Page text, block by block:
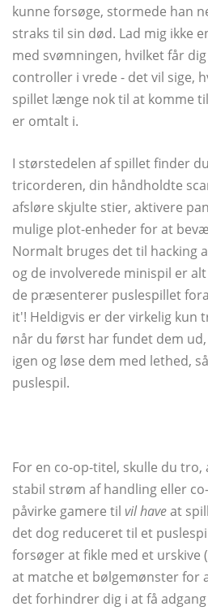
kunne forsøge, stormede han
straks til sin død. Lad mig ikke
med svømningen, hvilket får
controller i vrede - det vil sige,
spillet længe nok til at komme
er omtalt i.
I størstedelen af ​​spillet finder
tricorderen, din håndholdte
afsløre skjulte stier, aktivere
mulige plot-enheder for at
Normalt bruges det til hacking
og de involverede minispil er
de præsenterer puslespillet
it'! Heldigvis er der virkelig kun
når du først har fundet dem
igen og løse dem med lethed,
puslespil.
For en co-op-titel, skulle du
stabil strøm af handling eller
påvirke gamere til vil haveat
det dog reduceret til et
forsøger at fikle med et urskive
at matche et bølgemønster for
det forhindrer dig i at få